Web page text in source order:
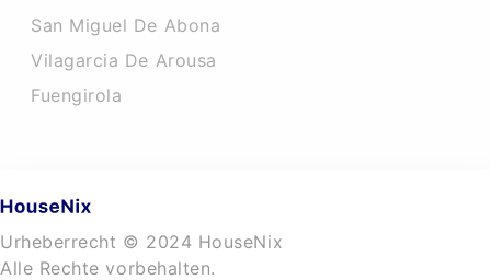
San Miguel De Abona
Vilagarcia De Arousa
Fuengirola
Urheberrecht © 2024 HouseNix
Alle Rechte vorbehalten.